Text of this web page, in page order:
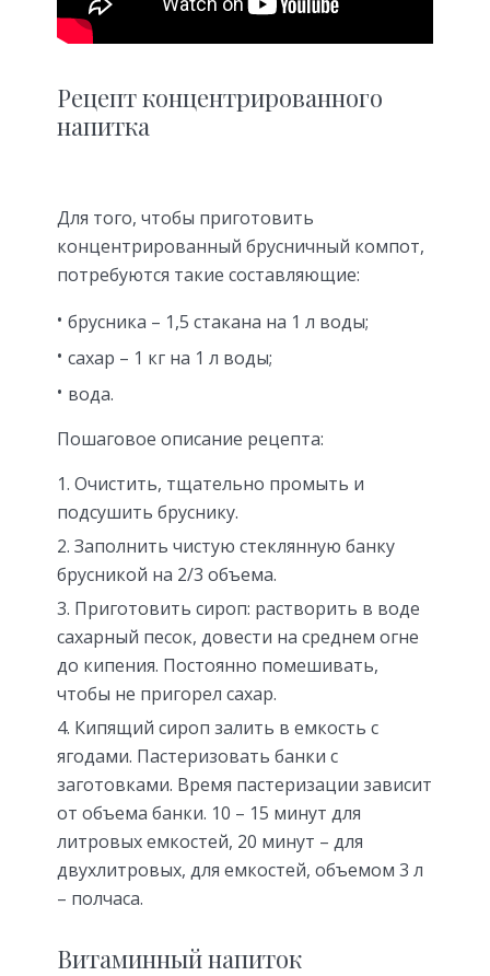
Рецепт концентрированного
напитка
Для того, чтобы приготовить
концентрированный брусничный компот,
потребуются такие составляющие:
брусника – 1,5 стакана на 1 л воды;
сахар – 1 кг на 1 л воды;
вода.
Пошаговое описание рецепта:
Очистить, тщательно промыть и
подсушить бруснику.
Заполнить чистую стеклянную банку
брусникой на 2/3 объема.
Приготовить сироп: растворить в воде
сахарный песок, довести на среднем огне
до кипения. Постоянно помешивать,
чтобы не пригорел сахар.
Кипящий сироп залить в емкость с
ягодами. Пастеризовать банки с
заготовками. Время пастеризации зависит
от объема банки. 10 – 15 минут для
литровых емкостей, 20 минут – для
двухлитровых, для емкостей, объемом 3 л
– полчаса.
Витаминный напиток